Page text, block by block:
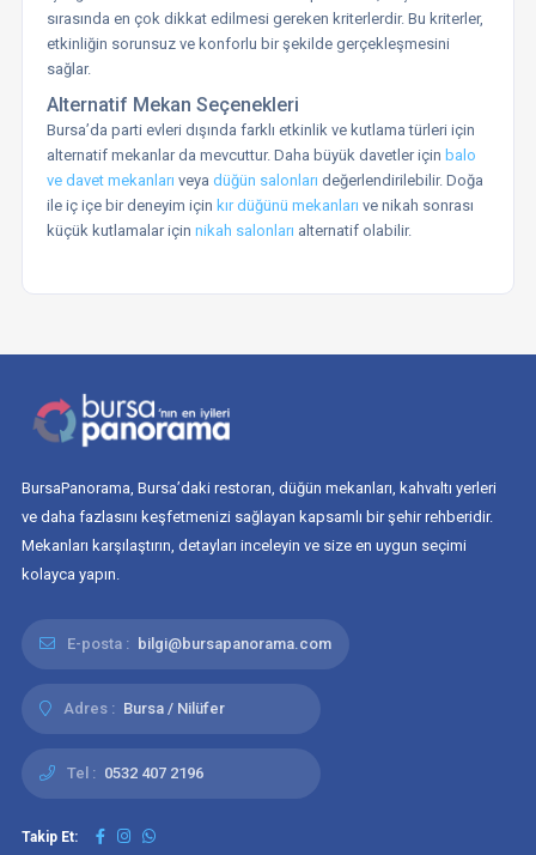
sırasında en çok dikkat edilmesi gereken kriterlerdir. Bu kriterler,
etkinliğin sorunsuz ve konforlu bir şekilde gerçekleşmesini
sağlar.
Alternatif Mekan Seçenekleri
Bursa’da parti evleri dışında farklı etkinlik ve kutlama türleri için
alternatif mekanlar da mevcuttur. Daha büyük davetler için balo
ve davet mekanları veya düğün salonları değerlendirilebilir. Doğa
ile iç içe bir deneyim için kır düğünü mekanları ve nikah sonrası
küçük kutlamalar için nikah salonları alternatif olabilir.
BursaPanorama, Bursa’daki restoran, düğün mekanları, kahvaltı yerleri
ve daha fazlasını keşfetmenizi sağlayan kapsamlı bir şehir rehberidir.
Mekanları karşılaştırın, detayları inceleyin ve size en uygun seçimi
kolayca yapın.
E-posta : bilgi@bursapanorama.com
Adres : Bursa / Nilüfer
Tel : 0532 407 2196
Takip Et: